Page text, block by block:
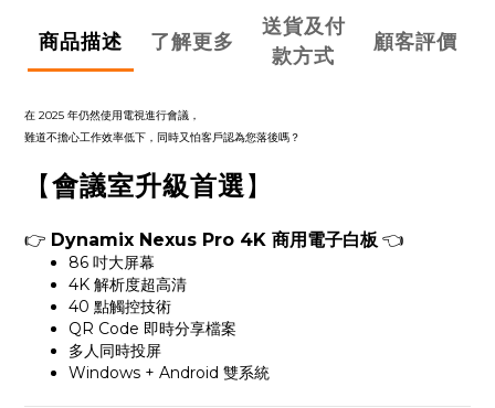
商品描述 了解更多
送貨及付
款方式
顧客評價
在 2025 年仍然使用電視進行會議，
難道不擔心工作效率低下，同時又怕客戶認為您落後嗎？
【會議室升級首選】
👉 Dynamix Nexus Pro 4K 商用電子白板 👈
86 吋大屏幕
4K 解析度超高清
40 點觸控技術
QR Code 即時分享檔案
多人同時投屏
Windows + Android 雙系統